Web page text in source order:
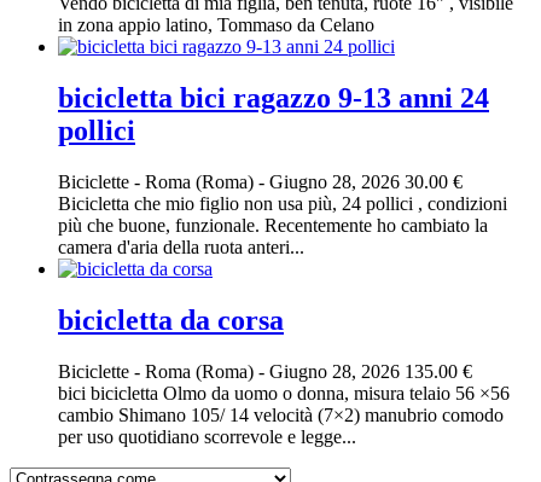
in zona appio latino, Tommaso da Celano
bicicletta bici ragazzo 9-13 anni 24
pollici
Biciclette - Roma (Roma) - Giugno 28, 2026 30.00 €
Bicicletta che mio figlio non usa più, 24 pollici , condizioni
più che buone, funzionale. Recentemente ho cambiato la
camera d'aria della ruota anteri...
bicicletta da corsa
Biciclette - Roma (Roma) - Giugno 28, 2026 135.00 €
bici bicicletta Olmo da uomo o donna, misura telaio 56 ×56
cambio Shimano 105/ 14 velocità (7×2) manubrio comodo
per uso quotidiano scorrevole e legge...